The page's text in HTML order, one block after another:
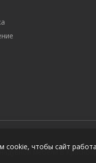
мебели в
cookie, чтобы сайт